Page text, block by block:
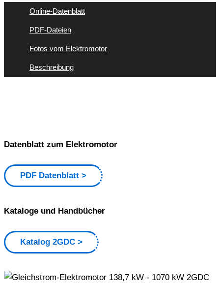
Online-Datenblatt
PDF-Dateien
Fotos vom Elektromotor
Beschreibung
Datenblatt zum Elektromotor
PDF Datenblatt
Kataloge und Handbücher
Katalog 2GDC